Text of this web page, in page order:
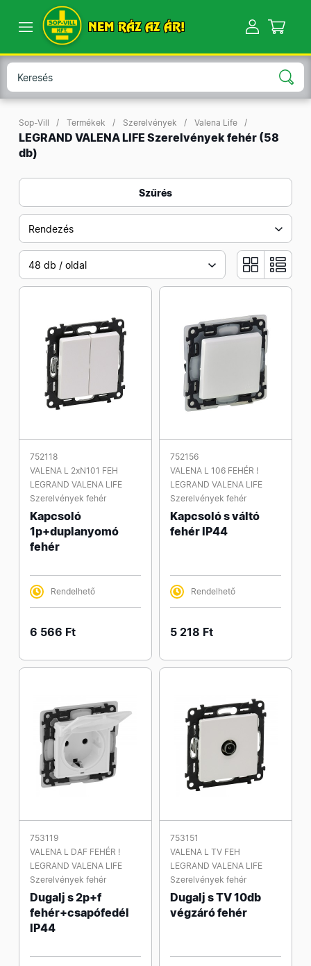
NEM RÁZ AZ ÁR!
Sop-Vill Termékek Szerelvények Valena Life
LEGRAND VALENA LIFE Szerelvények fehér (58
db)
Szűrés
Rendezés
48 db / oldal
752118
VALENA L 2xN101 FEH
LEGRAND VALENA LIFE
Szerelvények fehér
Kapcsoló
1p+duplanyomó
fehér
Rendelhető
6 566 Ft
752156
VALENA L 106 FEHÉR !
LEGRAND VALENA LIFE
Szerelvények fehér
Kapcsoló s váltó
fehér IP44
Rendelhető
5 218 Ft
753119
VALENA L DAF FEHÉR !
LEGRAND VALENA LIFE
Szerelvények fehér
Dugalj s 2p+f
fehér+csapófedél
IP44
753151
VALENA L TV FEH
LEGRAND VALENA LIFE
Szerelvények fehér
Dugalj s TV 10db
végzáró fehér